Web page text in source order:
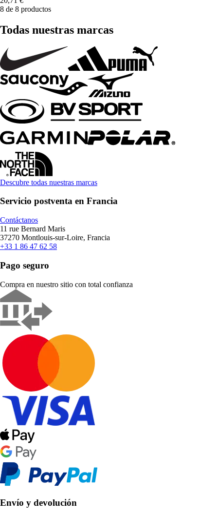
8 de 8 productos
Todas nuestras marcas
Descubre todas nuestras marcas
Servicio postventa en Francia
Contáctanos
11 rue Bernard Maris
37270 Montlouis-sur-Loire, Francia
+33 1 86 47 62 58
Pago seguro
Compra en nuestro sitio con total confianza
Envío y devolución